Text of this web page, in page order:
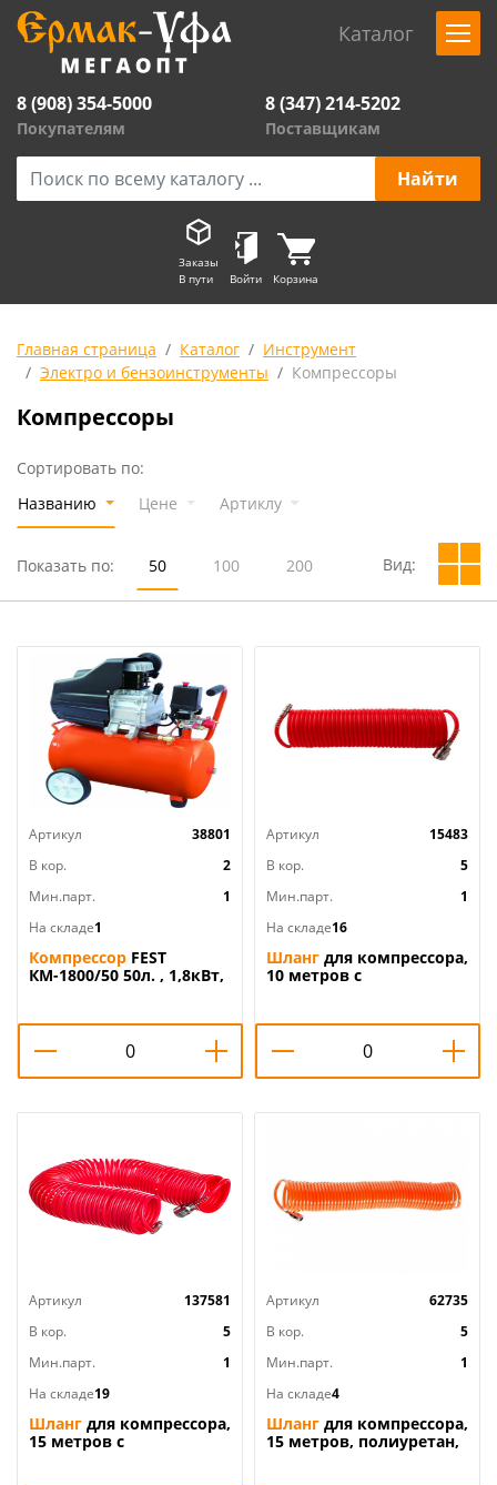
Каталог
8 (908) 354-5000
Покупателям
8 (347) 214-5202
Поставщикам
Заказы
В пути
Войти Корзина
Главная страница Каталог
Инструмент
Электро и бензоинструменты
Компрессоры
Компрессоры
Сортировать по:
Названию
Цене Артиклу
Показать по: 50 100 200 Вид:
Артикул
38801
В кор.
2
Мин.парт.
1
На складе1
Компрессор FEST
КМ-1800/50 50л. , 1,8кВт,
Артикул
15483
В кор.
5
Мин.парт.
1
На складе16
Шланг для компрессора,
10 метров с
Артикул
137581
В кор.
5
Мин.парт.
1
На складе19
Шланг для компрессора,
15 метров с
Артикул
62735
В кор.
5
Мин.парт.
1
На складе4
Шланг для компрессора,
15 метров, полиуретан,